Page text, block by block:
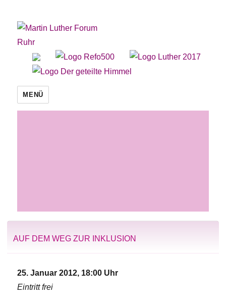
Martin Luther Forum Ruhr
MENÜ
AUF DEM WEG ZUR INKLUSION
25. Januar 2012, 18:00 Uhr
Eintritt frei